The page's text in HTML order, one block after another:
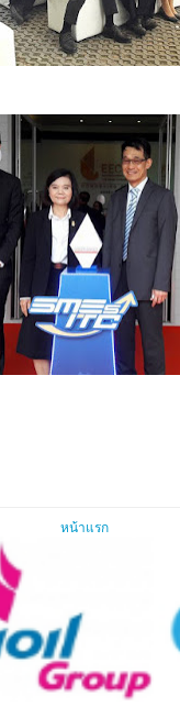
หน้าแรก